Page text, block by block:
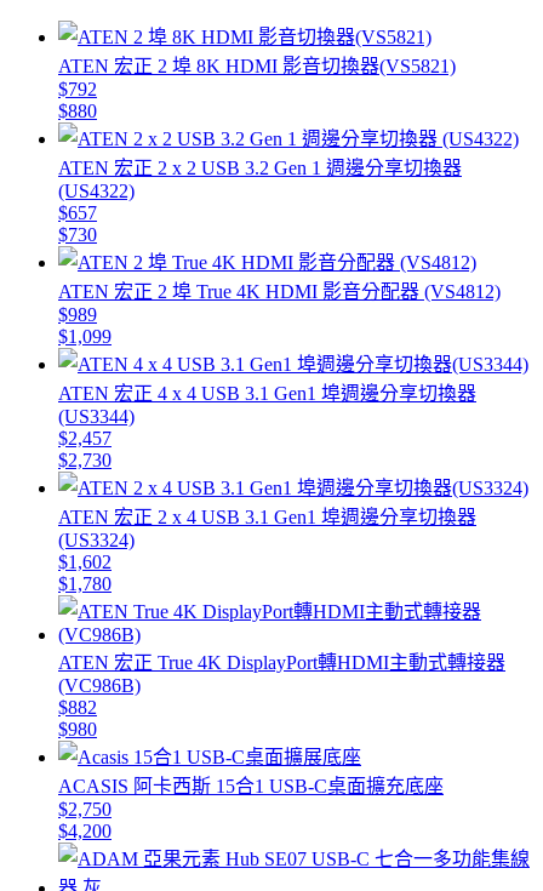
ATEN 宏正 2 埠 8K HDMI 影音切換器(VS5821)
$792
$880
ATEN 宏正 2 x 2 USB 3.2 Gen 1 週邊分享切換器
(US4322)
$657
$730
ATEN 宏正 2 埠 True 4K HDMI 影音分配器 (VS4812)
$989
$1,099
ATEN 宏正 4 x 4 USB 3.1 Gen1 埠週邊分享切換器
(US3344)
$2,457
$2,730
ATEN 宏正 2 x 4 USB 3.1 Gen1 埠週邊分享切換器
(US3324)
$1,602
$1,780
ATEN 宏正 True 4K DisplayPort轉HDMI主動式轉接器
(VC986B)
$882
$980
ACASIS 阿卡西斯 15合1 USB-C桌面擴充底座
$2,750
$4,200